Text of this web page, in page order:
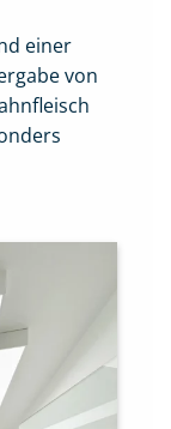
einer
von